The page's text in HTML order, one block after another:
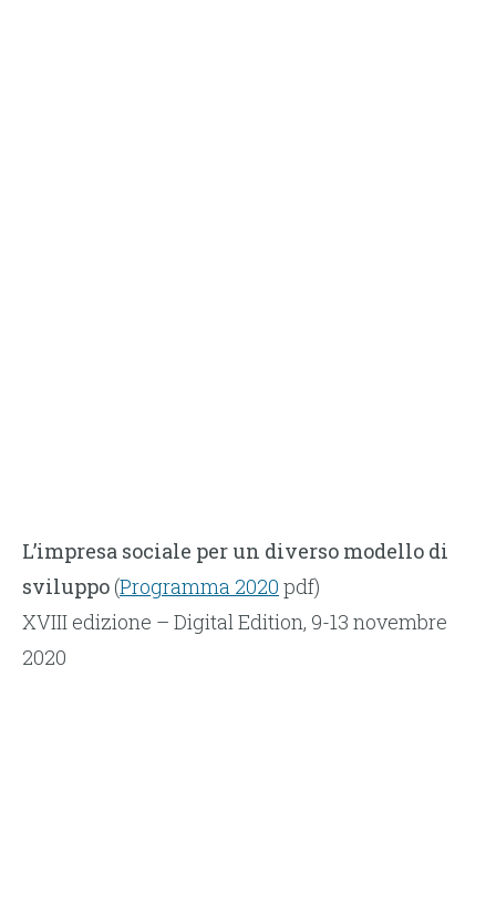
L’impresa sociale per un diverso modello di
sviluppo (Programma 2020 pdf)
XVIII edizione – Digital Edition, 9-13 novembre
2020